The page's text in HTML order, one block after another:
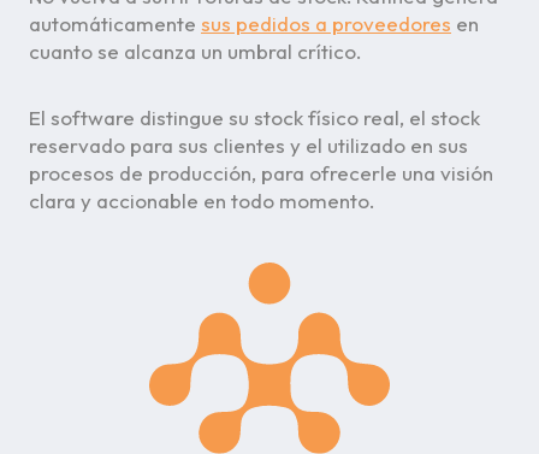
automáticamente sus pedidos a proveedores en
cuanto se alcanza un umbral crítico.
El software distingue su stock físico real, el stock
reservado para sus clientes y el utilizado en sus
procesos de producción, para ofrecerle una visión
clara y accionable en todo momento.